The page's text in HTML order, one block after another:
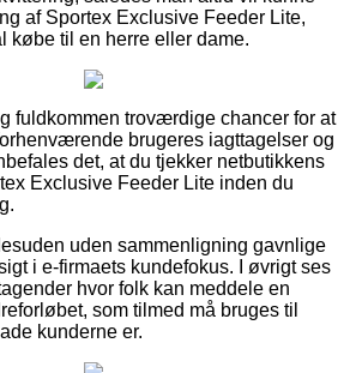
af Sportex Exclusive Feeder Lite,
købe til en herre eller dame.
fuldkommen troværdige chancer for at
brugeres iagttagelser og
det, at du tjekker netbutikkens
Exclusive Feeder Lite inden du
uden sammenligning gavnlige
i e-firmaets kundefokus. I øvrigt ses
hvor folk kan meddele en
som tilmed må bruges til
kunderne er.